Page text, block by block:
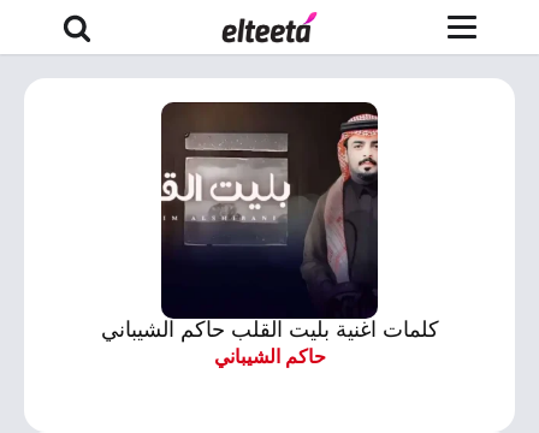
كلمات اغنية بليت القلب حاكم الشيباني
حاكم الشيباني